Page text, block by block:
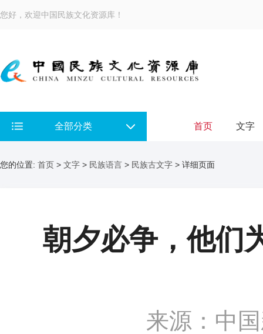
您好，欢迎中国民族文化资源库！
全部分类 首页 文字
您的位置: 首页 > 文字 > 民族语言 > 民族古文字 > 详细页面
朝夕必争，他们
来源：中